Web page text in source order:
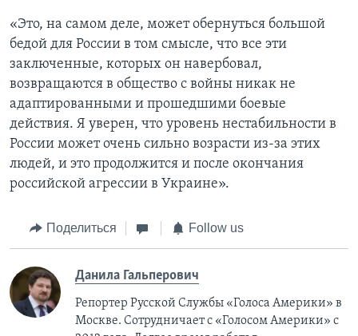
«Это, на самом деле, может обернуться большой
бедой для России в том смысле, что все эти
заключенные, которых он навербовал,
возвращаются в общество с войны никак не
адаптированными и прошедшими боевые
действия. Я уверен, что уровень нестабильности в
России может очень сильно возрасти из-за этих
людей, и это продолжится и после окончания
российской агрессии в Украине».
Поделиться Follow us
Данила Гальперович
Репортер Русской Службы «Голоса Америки» в
Москве. Сотрудничает с «Голосом Америки» с